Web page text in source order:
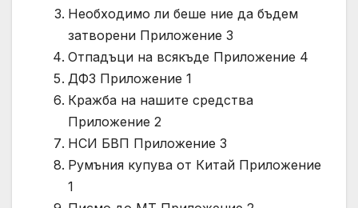
Необходимо ли беше ние да бъдем
затворени Приложение 3
Отпадъци на всякъде Приложение 4
ДФЗ Приложение 1
Кражба на нашите средства
Приложение 2
НСИ БВП Приложение 3
Румъния купува от Китай Приложение
1